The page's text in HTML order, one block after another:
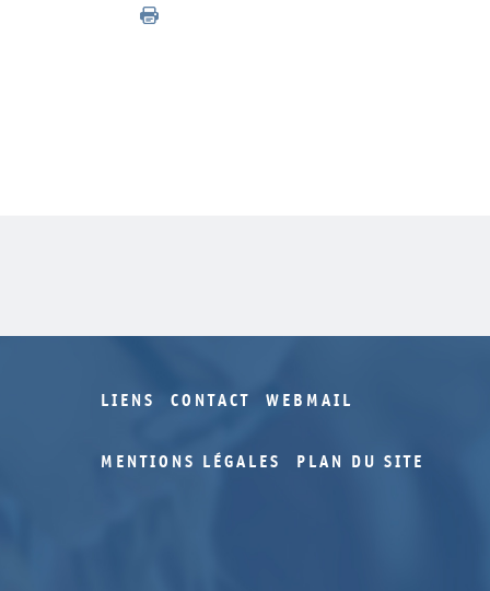
LIENS CONTACT WEBMAIL
MENTIONS LÉGALES PLAN DU SITE